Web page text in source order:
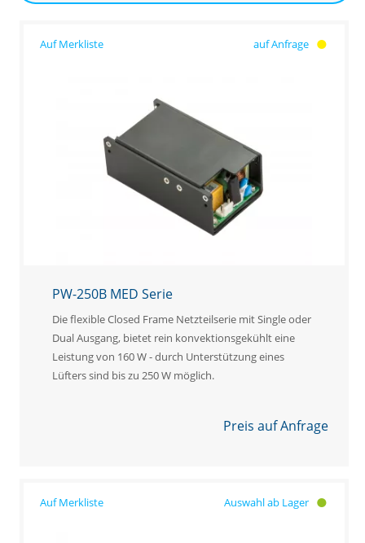
auf Anfrage
PW-250B MED Serie
Die flexible Closed Frame Netzteilserie mit Single oder
Dual Ausgang, bietet rein konvektionsgekühlt eine
Leistung von 160 W - durch Unterstützung eines
Lüfters sind bis zu 250 W möglich.
Preis auf Anfrage
Auswahl ab Lager